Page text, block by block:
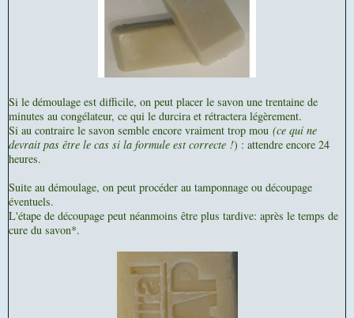
Si le démoulage est difficile, on peut placer le savon une trentaine de
minutes au congélateur, ce qui le durcira et rétractera légèrement.
Si au contraire le savon semble encore vraiment trop mou (ce qui ne
devrait pas être le cas si la formule est correcte !) : attendre encore 24
heures.
Suite au démoulage, on peut procéder au tamponnage ou découpage
éventuels.
L'étape de découpage peut néanmoins être plus tardive: après le temps de
cure du savon*.